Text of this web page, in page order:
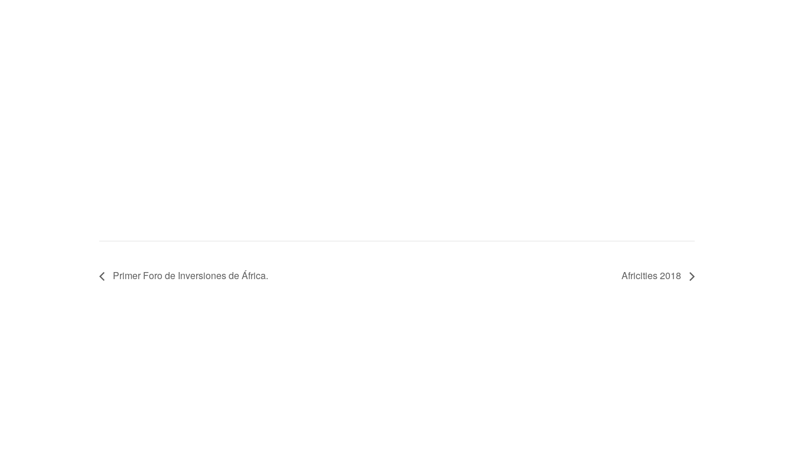
Primer Foro de Inversiones de África. Africities 2018